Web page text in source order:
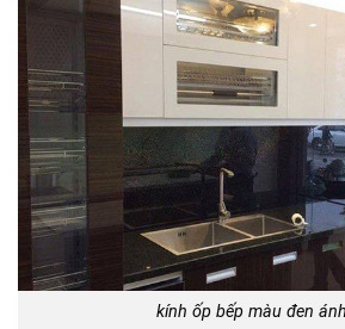
kính ốp bếp màu đen